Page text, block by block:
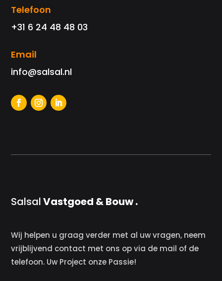
Telefoon
+31 6 24 48 48 03
Email
info@salsal.nl
SalsalVastgoed & Bouw .
Wij helpen u graag verder met al uw vragen, neem
vrijblijvend contact met ons op via de mail of de
telefoon. Uw Project onze Passie!